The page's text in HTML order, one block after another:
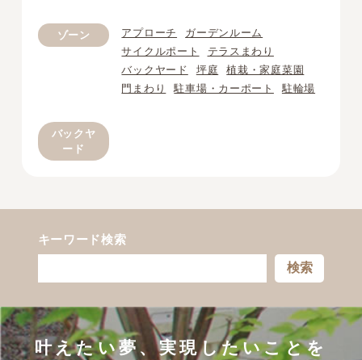
ゾーン アプローチ
ガーデンルーム
サイクルポート
テラスまわり
バックヤード
坪庭
植栽・家庭菜園
門まわり
駐車場・カーポート 駐輪場
バックヤ
ード
キーワード検索
検索
叶えたい夢、実現したいことを